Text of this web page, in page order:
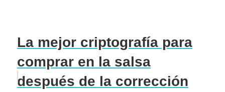
La mejor criptografía para
comprar en la salsa
después de la corrección